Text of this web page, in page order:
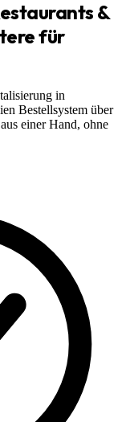
&
für
in
Bestellsystem über
einer Hand, ohne